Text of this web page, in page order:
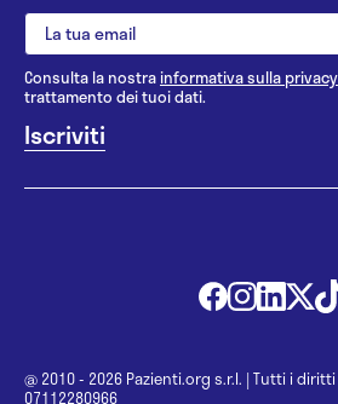
Consulta la nostrainformativa sulla privacy
trattamento dei tuoi dati.
@ 2010 - 2026 Pazienti.org s.r.l. | Tutti i
07112280966